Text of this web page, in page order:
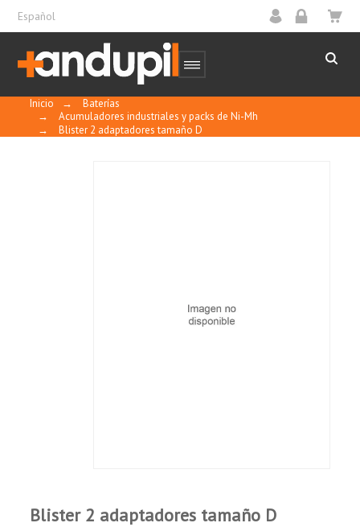
Español
Inicio →
Baterías
→
Acumuladores industriales y packs de Ni-Mh
→
Blister 2 adaptadores tamaño D
Blister 2 adaptadores tamaño D